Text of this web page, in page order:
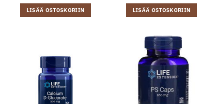
LISÄÄ OSTOSKORIIN LISÄÄ OSTOSKORIIN